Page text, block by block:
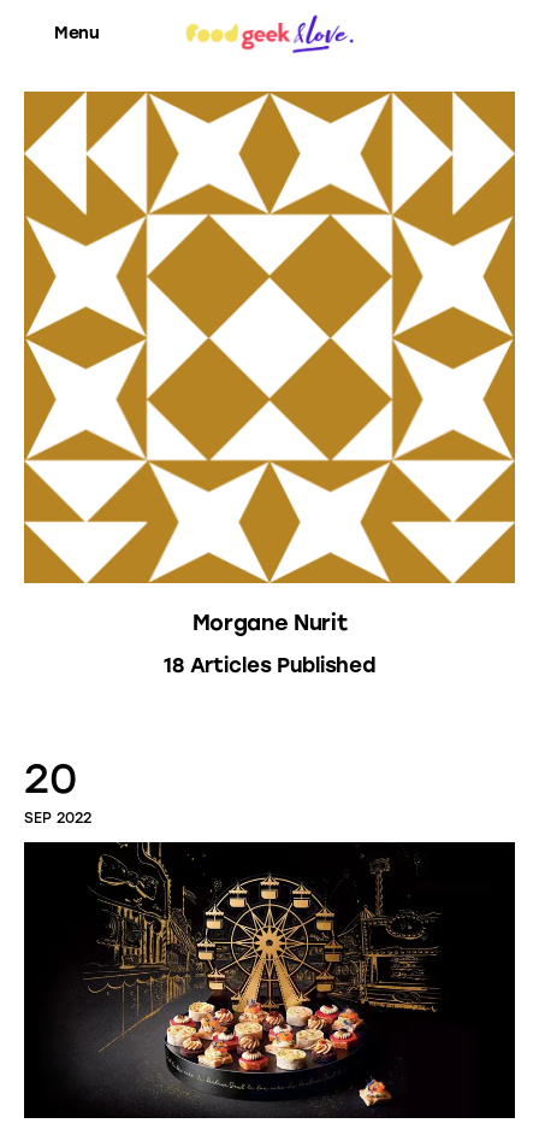
Menu
Food’News
Food’Com
Food’Art
Food’Event
Food’Life
Morgane Nurit
18Articles Published
20
SEP 2022